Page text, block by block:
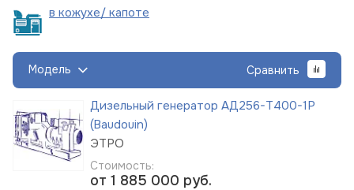
в кожухе/ капоте
Модель Сравнить
Дизельный генератор АД256-Т400-1Р
(Baudouin)
ЭТРО
Стоимость:
от 1 885 000 руб.